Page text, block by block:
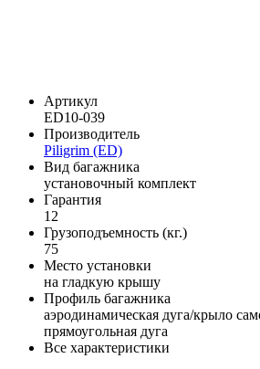
Артикул
ED10-039
Производитель
Piligrim (ED)
Вид багажника
установочный комплект
Гарантия
12
Грузоподъемность (кг.)
75
Место установки
на гладкую крышу
Профиль багажника
аэродинамическая дуга/крыло
прямоугольная дуга
Все характеристики